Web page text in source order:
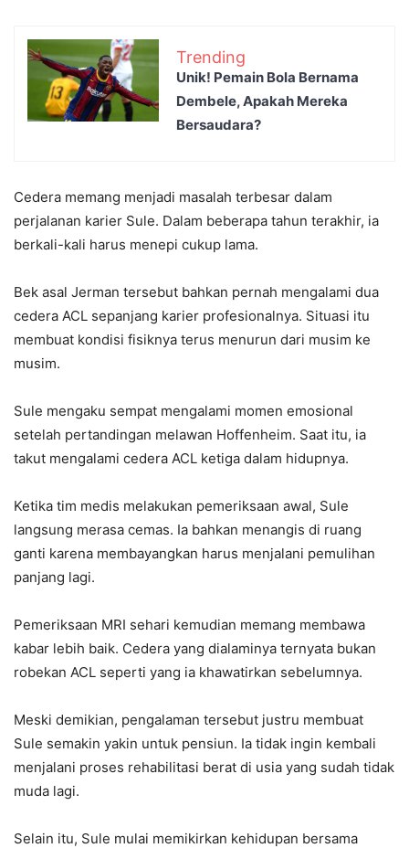
Trending
Unik! Pemain Bola Bernama
Dembele, Apakah Mereka
Bersaudara?
Cedera memang menjadi masalah terbesar dalam
perjalanan karier Sule. Dalam beberapa tahun terakhir, ia
berkali-kali harus menepi cukup lama.
Bek asal Jerman tersebut bahkan pernah mengalami dua
cedera ACL sepanjang karier profesionalnya. Situasi itu
membuat kondisi fisiknya terus menurun dari musim ke
musim.
Sule mengaku sempat mengalami momen emosional
setelah pertandingan melawan Hoffenheim. Saat itu, ia
takut mengalami cedera ACL ketiga dalam hidupnya.
Ketika tim medis melakukan pemeriksaan awal, Sule
langsung merasa cemas. Ia bahkan menangis di ruang
ganti karena membayangkan harus menjalani pemulihan
panjang lagi.
Pemeriksaan MRI sehari kemudian memang membawa
kabar lebih baik. Cedera yang dialaminya ternyata bukan
robekan ACL seperti yang ia khawatirkan sebelumnya.
Meski demikian, pengalaman tersebut justru membuat
Sule semakin yakin untuk pensiun. Ia tidak ingin kembali
menjalani proses rehabilitasi berat di usia yang sudah tidak
muda lagi.
Selain itu, Sule mulai memikirkan kehidupan bersama